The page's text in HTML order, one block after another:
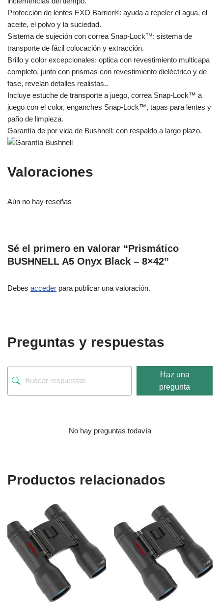
Protección de lentes EXO Barrier®: ayuda a repeler el agua, el
aceite, el polvo y la suciedad.
Sistema de sujeción con correa Snap-Lock™: sistema de
transporte de fácil colocación y extracción.
Brillo y color excepcionales: optica con revestimiento multicapa
completo, junto con prismas con revestimiento dieléctrico y de
fase, revelan detalles realistas..
Incluye estuche de transporte a juego, correa Snap-Lock™ a
juego con el color, enganches Snap-Lock™, tapas para lentes y
paño de limpieza.
Garantía de por vida de Bushnell: con respaldo a largo plazo.
Valoraciones
Aún no hay reseñas
Sé el primero en valorar “Prismático
BUSHNELL A5 Onyx Black – 8×42”
Debes acceder para publicar una valoración.
Preguntas y respuestas
Haz una
pregunta
No hay preguntas todavía
Productos relacionados